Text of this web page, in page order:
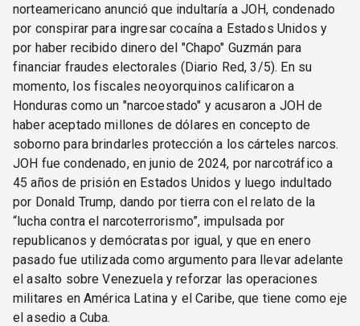
norteamericano anunció que indultaría a JOH, condenado
por conspirar para ingresar cocaína a Estados Unidos y
por haber recibido dinero del "Chapo" Guzmán para
financiar fraudes electorales (Diario Red, 3/5). En su
momento, los fiscales neoyorquinos calificaron a
Honduras como un "narcoestado" y acusaron a JOH de
haber aceptado millones de dólares en concepto de
soborno para brindarles protección a los cárteles narcos.
JOH fue condenado, en junio de 2024, por narcotráfico a
45 años de prisión en Estados Unidos y luego indultado
por Donald Trump, dando por tierra con el relato de la
“lucha contra el narcoterrorismo”, impulsada por
republicanos y demócratas por igual, y que en enero
pasado fue utilizada como argumento para llevar adelante
el asalto sobre Venezuela y reforzar las operaciones
militares en América Latina y el Caribe, que tiene como eje
el asedio a Cuba.